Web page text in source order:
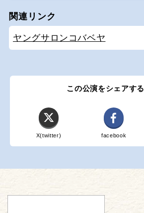
関連リンク
ヤングサロンコバベヤ
この公演をシェアする
X(twitter) facebook